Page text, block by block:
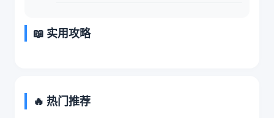
📖 实用攻略
🔥 热门推荐